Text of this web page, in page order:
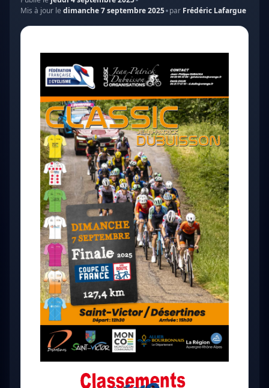
Mis à jour le dimanche 7 septembre 2025 par Frédéric Lafargue